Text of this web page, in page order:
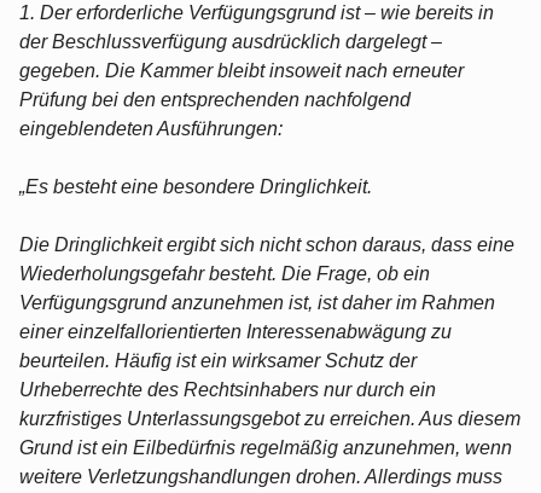
1. Der erforderliche Verfügungsgrund ist – wie bereits in
der Beschlussverfügung ausdrücklich dargelegt –
gegeben. Die Kammer bleibt insoweit nach erneuter
Prüfung bei den entsprechenden nachfolgend
eingeblendeten Ausführungen:
„Es besteht eine besondere Dringlichkeit.
Die Dringlichkeit ergibt sich nicht schon daraus, dass eine
Wiederholungsgefahr besteht. Die Frage, ob ein
Verfügungsgrund anzunehmen ist, ist daher im Rahmen
einer einzelfallorientierten Interessenabwägung zu
beurteilen. Häufig ist ein wirksamer Schutz der
Urheberrechte des Rechtsinhabers nur durch ein
kurzfristiges Unterlassungsgebot zu erreichen. Aus diesem
Grund ist ein Eilbedürfnis regelmäßig anzunehmen, wenn
weitere Verletzungshandlungen drohen. Allerdings muss